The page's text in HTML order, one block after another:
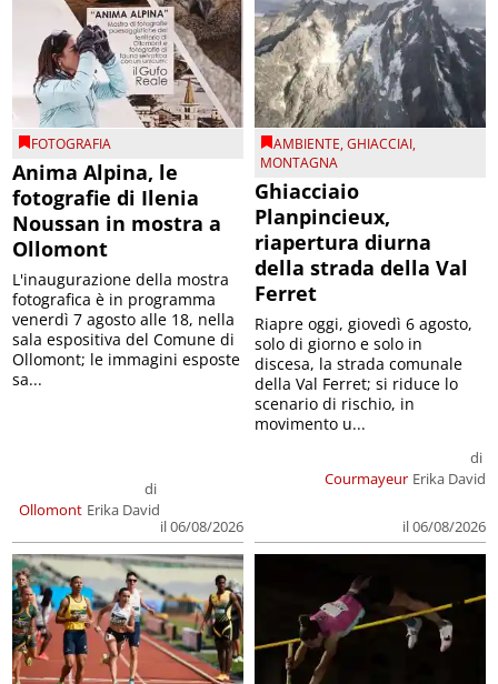
FOTOGRAFIA
Anima Alpina, le
fotografie di Ilenia
Noussan in mostra a
Ollomont
Ollomont
di
Erika David
il 06/08/2026
L'inaugurazione della mostra
fotografica è in programma
venerdì 7 agosto alle 18, nella
sala espositiva del Comune di
Ollomont; le immagini esposte
sa...
AMBIENTE,GHIACCIAI,
MONTAGNA
Ghiacciaio
Planpincieux,
riapertura diurna
della strada della Val
Ferret
Courmayeur
di
Erika David
il 06/08/2026
Riapre oggi, giovedì 6 agosto,
solo di giorno e solo in
discesa, la strada comunale
della Val Ferret; si riduce lo
scenario di rischio, in
movimento u...